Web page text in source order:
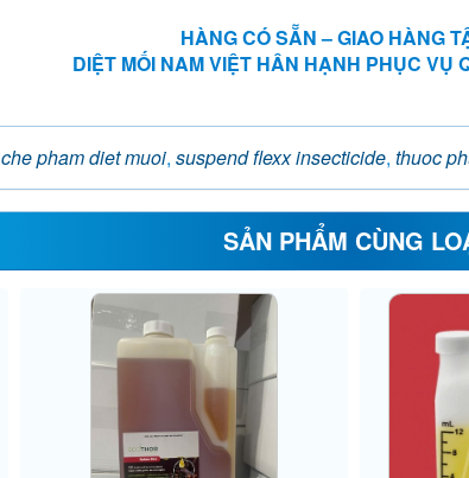
HÀNG CÓ SẴN – GIAO HÀNG
DIỆT MỐI NAM VIỆT HÂN HẠNH PHỤC VỤ
che pham diet muoi, suspend flexx insecticide, thuoc
SẢN PHẨM CÙNG